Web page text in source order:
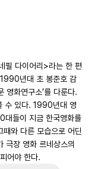
필 다이어리>라는 한 편
년대 초 봉준호 감
영화연구소’를 다룬다.
수 있다. 1990년대 영
대들이 지금 한국영화를
와 다른 모습으로 어딘
극장 영화 르네상스의
어야 한다.